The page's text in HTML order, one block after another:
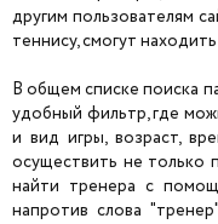
другим пользователям
теннису, смогут
В общем списке поиска
удобный фильтр, где
и вид игры, возраст,
осуществить не только
найти тренера с
напротив слова